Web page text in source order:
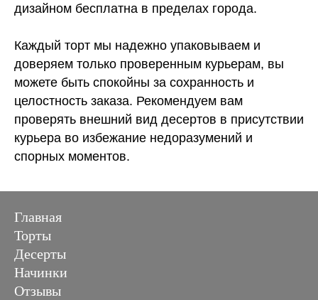
дизайном бесплатна в пределах города.
Каждый торт мы надежно упаковываем и
доверяем только проверенным курьерам, вы
можете быть спокойны за сохранность и
целостность заказа. Рекомендуем вам
проверять внешний вид десертов в присутствии
курьера во избежание недоразумений и
спорных моментов.
Главная
Торты
Десерты
Начинки
Отзывы